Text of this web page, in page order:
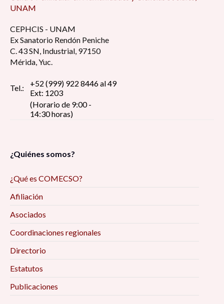
UNAM
CEPHCIS - UNAM
Ex Sanatorio Rendón Peniche
C. 43 SN, Industrial, 97150
Mérida, Yuc.
Tel.:
+52 (999) 922 8446 al 49
Ext: 1203
(Horario de 9:00 -
14:30 horas)
¿Quiénes somos?
¿Qué es COMECSO?
Afiliación
Asociados
Coordinaciones regionales
Directorio
Estatutos
Publicaciones